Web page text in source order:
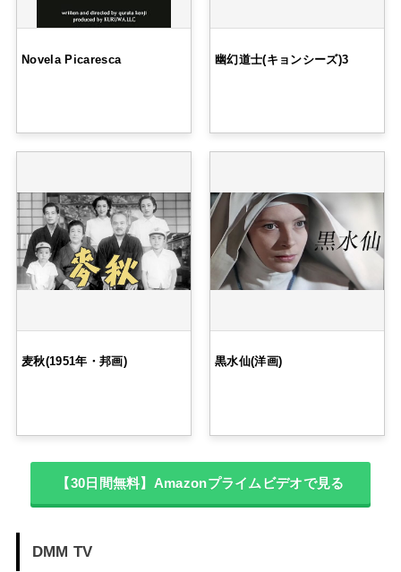
Novela Picaresca 幽幻道士(キョンシーズ)3
麦秋(1951年・邦画) 黒水仙(洋画)
【30日間無料】Amazonプライムビデオで見る
DMM TV